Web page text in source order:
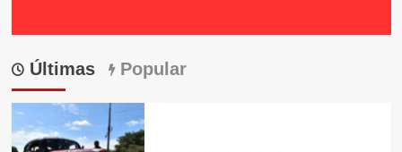
Últimas Popular